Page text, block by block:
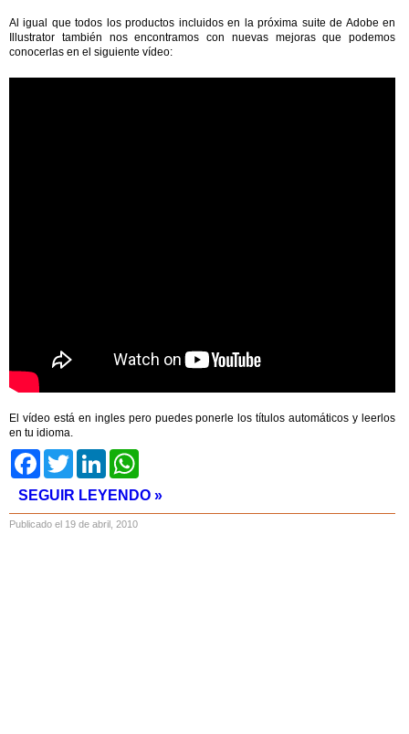
Al igual que todos los productos incluidos en la próxima suite de Adobe en
Illustrator también nos encontramos con nuevas mejoras que podemos
conocerlas en el siguiente vídeo:
El vídeo está en ingles pero puedes ponerle los títulos automáticos y leerlos
en tu idioma.
FacebookTwitter LinkedIn
SEGUIR LEYENDO »
Publicado el 19 de abril, 2010